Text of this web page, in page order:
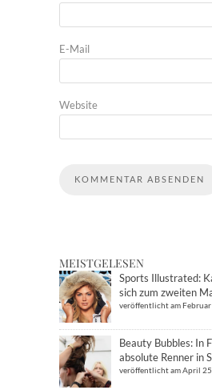
E-Mail
Website
MEISTGELESEN
Sports Illustrated:
sich zum zweiten
veröffentlicht am
Beauty Bubbles: In
absolute Renner in
veröffentlicht am April